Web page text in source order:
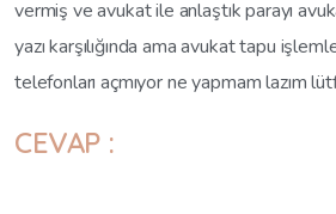
vermiş ve avukat ile anlaştık parayı
yazı karşılığında ama avukat tapu
telefonları açmıyor ne yapmam lazım
CEVAP :